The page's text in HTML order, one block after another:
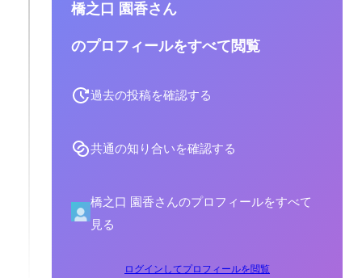
橋之口 園香さん
のプロフィールをすべて閲覧
過去の投稿を確認する
共通の知り合いを確認する
橋之口 園香さんのプロフィールをすべて
見る
ログインしてプロフィールを閲覧